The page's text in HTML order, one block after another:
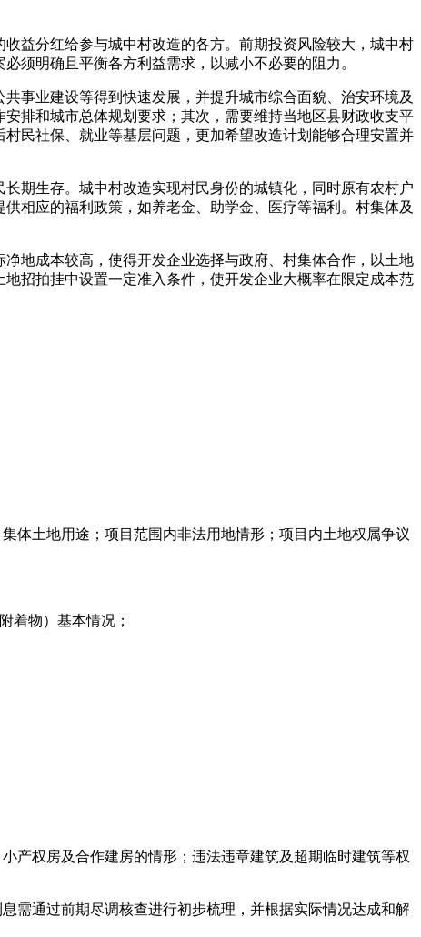
益分红给参与城中村改造的各方。前期投资风险较大，城中村
须明确且平衡各方利益需求，以减小不必要的阻力。
事业建设等得到快速发展，并提升城市综合面貌、治安环境及
排和城市总体规划要求；其次，需要维持当地区县财政收支平
民社保、就业等基层问题，更加希望改造计划能够合理安置并
期生存。城中村改造实现村民身份的城镇化，同时原有农村户
相应的福利政策，如养老金、助学金、医疗等福利。村集体及
地成本较高，使得开发企业选择与政府、村集体合作，以土地
招拍挂中设置一定准入条件，使开发企业大概率在限定成本范
体土地用途；项目范围内非法用地情形；项目内土地权属争议
着物）基本情况；
产权房及合作建房的情形；违法违章建筑及超期临时建筑等权
需通过前期尽调核查进行初步梳理，并根据实际情况达成和解